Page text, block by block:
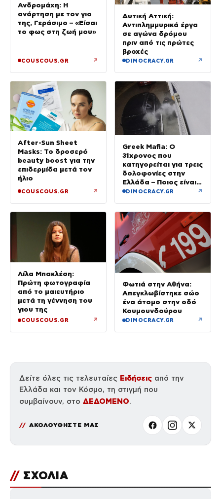
Ανδρομάχη: Η
ανάρτηση με τον γιο
της, Γεράσιμο – «Είσαι
το φως στη ζωή μου»
COUSCOUS.GR ↗
Δυτική Αττική:
Αντιπλημμυρικά έργα
σε αγώνα δρόμου
πριν από τις πρώτες
βροχές
DIMOCRACY.GR ↗
After-Sun Sheet
Masks: Το δροσερό
beauty boost για την
επιδερμίδα μετά τον
ήλιο
COUSCOUS.GR ↗
Greek Mafia: Ο
31χρονος που
κατηγορείται για τρεις
δολοφονίες στην
Ελλάδα – Ποιος είναι
το «πιστόλι» του Έντικ
DIMOCRACY.GR ↗
Λίλα Μπακλέση:
Πρώτη φωτογραφία
από το μαιευτήριο
μετά τη γέννηση του
γιου της
COUSCOUS.GR ↗
Φωτιά στην Αθήνα:
Απεγκλωβίστηκε σώο
ένα άτομο στην οδό
Κουμουνδούρου
DIMOCRACY.GR ↗
Δείτε όλες τις τελευταίες Ειδήσεις από την
Ελλάδα και τον Κόσμο, τη στιγμή που
συμβαίνουν, στο ΔΕΔΟΜΕΝΟ.
ΑΚΟΛΟΥΘΗΣΤΕ ΜΑΣ
// ΣΧΟΛΙΑ